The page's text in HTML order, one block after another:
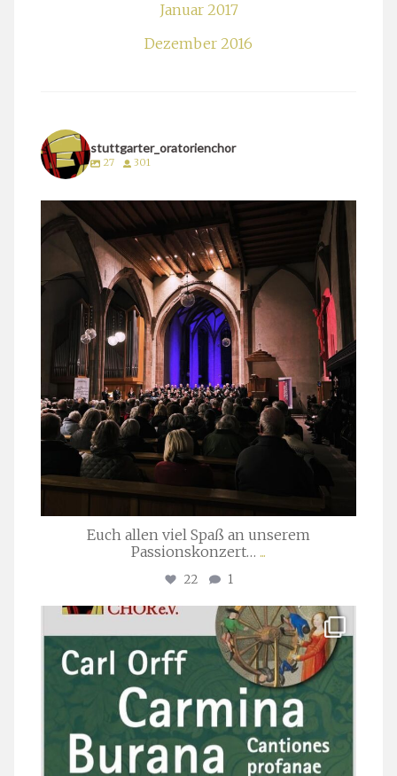
Januar 2017
Dezember 2016
stuttgarter_oratorienchor
27 301
stuttgarter_oratorienchor
März 24
Euch allen viel Spaß an unserem
Passionskonzert… ...
22 1
stuttgarter_oratorienchor
Juli 22